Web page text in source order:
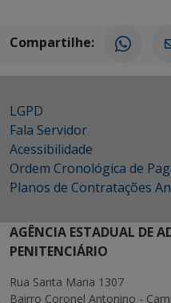
Compartilhe:
LGPD
Fala Servidor
Acessibilidade
Ordem Cronológica de
Planos de Contratações
AGÊNCIA ESTADUAL DE
PENITENCIÁRIO
Rua Santa Maria 1307
Bairro Coronel Antonino -